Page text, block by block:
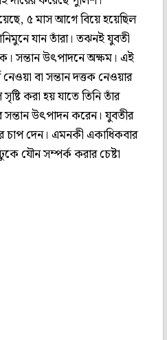
৫ মাস আগে বিয়ে হয়েছিল
যান তাঁরা। তঝনই যুবতী
সন্তান উৎপাদনে অক্ষম। এই
বা সন্তান দত্তক নেওয়ার
করা হয় যাতে তিনি তাঁর
উৎপাদন করেন। যুবতীর
চাপ দেন। এমনকী একাধিকবার
যৌন সম্পর্ক করার চেষ্টা